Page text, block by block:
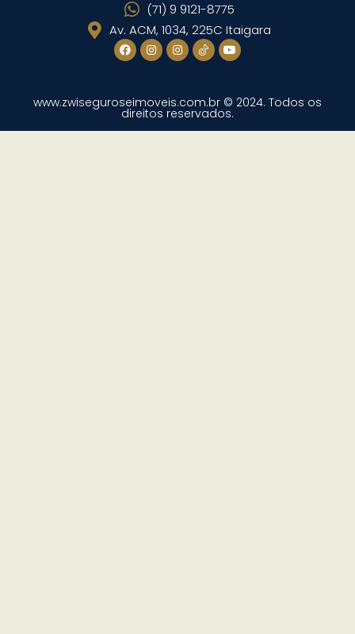
(71) 9 9121-8775
Av. ACM, 1034, 225C Itaigara
www.zwiseguroseimoveis.com.br © 2024. Todos os
direitos reservados.